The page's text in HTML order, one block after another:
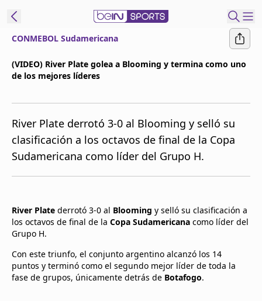
beIN XTRA
Programación
Contáctanos
CONMEBOL Sudamericana
(VIDEO) River Plate golea a Blooming y termina como uno
de los mejores líderes
River Plate derrotó 3-0 al Blooming y selló su
clasificación a los octavos de final de la Copa
Sudamericana como líder del Grupo H.
River Plate derrotó 3-0 al Blooming y selló su clasificación a
los octavos de final de la Copa Sudamericana como líder del
Grupo H.
Con este triunfo, el conjunto argentino alcanzó los 14
puntos y terminó como el segundo mejor líder de toda la
fase de grupos, únicamente detrás de Botafogo.